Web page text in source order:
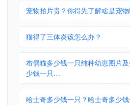
宠物拍片贵？你得先了解啥是宠
猫得了三体炎该怎么办？
布偶猫多少钱一只纯种幼崽图片
少钱一只…
哈士奇多少钱一只？哈士奇多少钱